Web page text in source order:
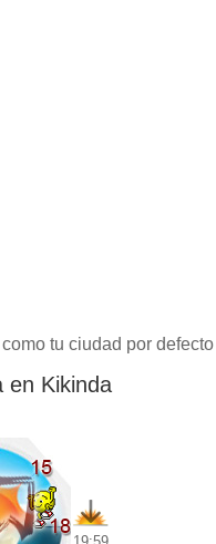
tu ciudad por defecto
en Kikinda